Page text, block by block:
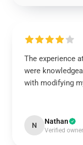
The experience
were
with modifying
N Nathan
Verified owner